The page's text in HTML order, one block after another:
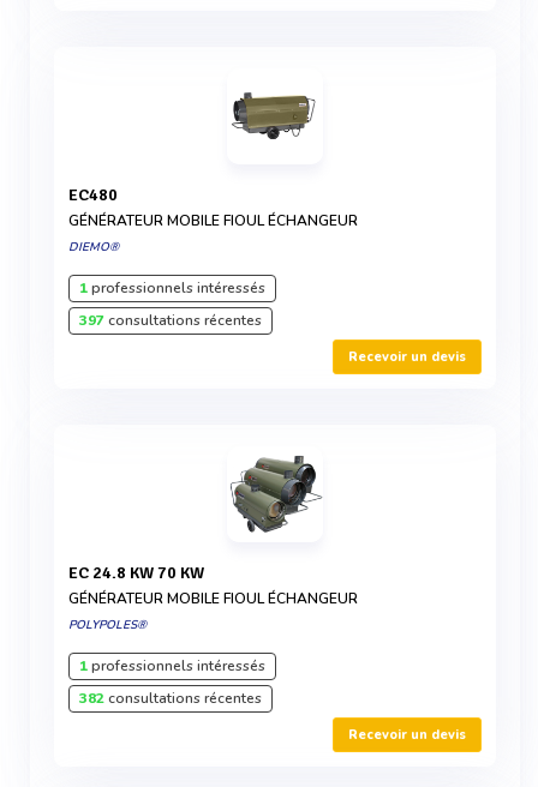
EC480
GÉNÉRATEUR MOBILE FIOUL ÉCHANGEUR
DIEMO®
1professionnels intéressés
397consultations récentes
Recevoir un devis
EC 24.8 KW 70 KW
GÉNÉRATEUR MOBILE FIOUL ÉCHANGEUR
POLYPOLES®
1professionnels intéressés
382consultations récentes
Recevoir un devis